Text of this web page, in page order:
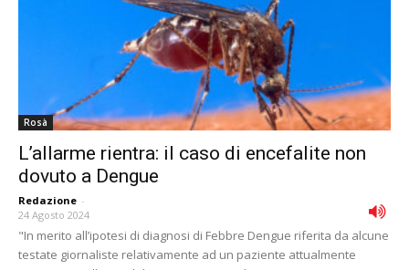
Rosà
L’allarme rientra: il caso di encefalite non
dovuto a Dengue
Redazione -
24 Agosto 2024
"In merito all’ipotesi di diagnosi di Febbre Dengue riferita da alcune
testate giornaliste relativamente ad un paziente attualmente